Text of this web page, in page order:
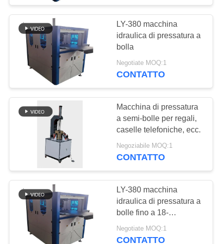
LY-380 macchina
idraulica di pressatura a
bolla
Negotiate MOQ:1
CONTATTO
Macchina di pressatura
a semi-bolle per regali,
caselle telefoniche, ecc.
Negoziabile MOQ:1
CONTATTO
LY-380 macchina
idraulica di pressatura a
bolle fino a 18-
22pcs/min senza bolle /
finitura liscia
Negotiate MOQ:1
CONTATTO